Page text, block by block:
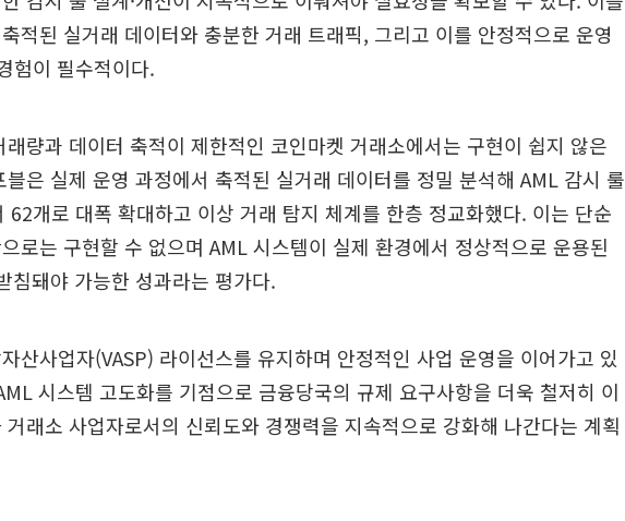
적된 실거래 데이터와 충분한 거래 트래픽, 그리고 이를 안정적으로 운영
험이 필수적이다.
량과 데이터 축적이 제한적인 코인마켓 거래소에서는 구현이 쉽지 않은
은 실제 운영 과정에서 축적된 실거래 데이터를 정밀 분석해 AML 감시 룰
62개로 대폭 확대하고 이상 거래 탐지 체계를 한층 정교화했다. 이는 단순
로는 구현할 수 없으며 AML 시스템이 실제 환경에서 정상적으로 운용된
침돼야 가능한 성과라는 평가다.
산사업자(VASP) 라이선스를 유지하며 안정적인 사업 운영을 이어가고 있
시스템 고도화를 기점으로 금융당국의 규제 요구사항을 더욱 철저히 이
래소 사업자로서의 신뢰도와 경쟁력을 지속적으로 강화해 나간다는 계획